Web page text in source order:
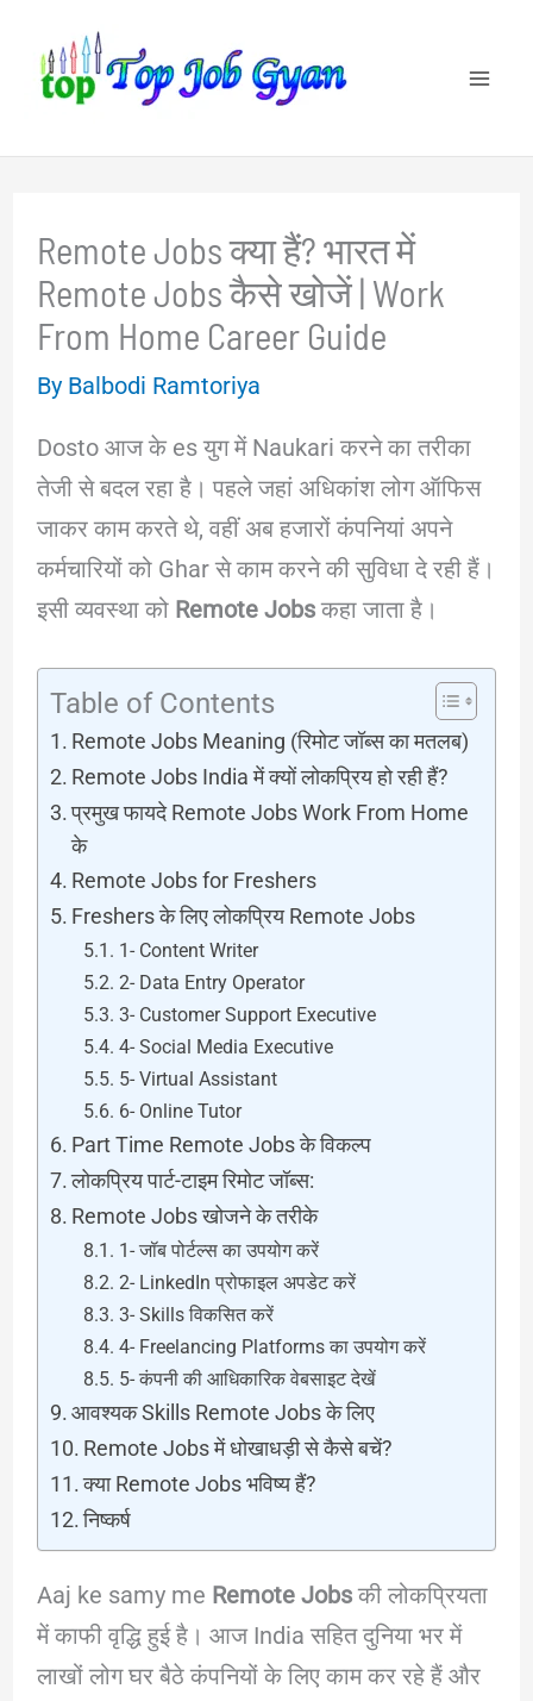
content
Remote Jobs क्या हैं? भारत में
Remote Jobs कैसे खोजें | Work
From Home Career Guide
By Balbodi Ramtoriya
Dosto आज के es युग में Naukari करने का तरीका
तेजी से बदल रहा है। पहले जहां अधिकांश लोग ऑफिस
जाकर काम करते थे, वहीं अब हजारों कंपनियां अपने
कर्मचारियों को Ghar से काम करने की सुविधा दे रही हैं।
इसी व्यवस्था को Remote Jobsकहा जाता है।
Table of Contents
Remote Jobs Meaning (रिमोट जॉब्स का मतलब)
Remote Jobs India में क्यों लोकप्रिय हो रही हैं?
प्रमुख फायदे Remote Jobs Work From Home
के
Remote Jobs for Freshers
Freshers के लिए लोकप्रिय Remote Jobs
1- Content Writer
2- Data Entry Operator
3- Customer Support Executive
4- Social Media Executive
5- Virtual Assistant
6- Online Tutor
Part Time Remote Jobs के विकल्प
लोकप्रिय पार्ट-टाइम रिमोट जॉब्स:
Remote Jobs खोजने के तरीके
1- जॉब पोर्टल्स का उपयोग करें
2- LinkedIn प्रोफाइल अपडेट करें
3- Skills विकसित करें
4- Freelancing Platforms का उपयोग करें
5- कंपनी की आधिकारिक वेबसाइट देखें
आवश्यक Skills Remote Jobs के लिए
Remote Jobs में धोखाधड़ी से कैसे बचें?
क्या Remote Jobs भविष्य हैं?
निष्कर्ष
Aaj ke samy me Remote Jobsकी लोकप्रियता
में काफी वृद्धि हुई है। आज India सहित दुनिया भर में
लाखों लोग घर बैठे कंपनियों के लिए काम कर रहे हैं और